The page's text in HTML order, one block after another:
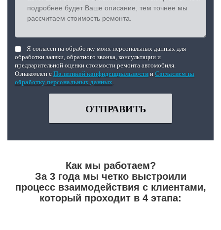
Я согласен на обработку моих персональных данных для
обработки заявки, обратного звонка, консультации и
предварительной оценки стоимости ремонта автомобиля.
Ознакомлен с Политикой конфиденциальности и Согласием на
обработку персональных данных
ОТПРАВИТЬ
Как мы работаем?
За 3 года мы четко выстроили
процесс взаимодействия с клиентами,
который проходит в 4 этапа: